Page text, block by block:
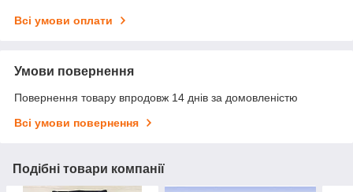
Всі умови оплати
Умови повернення
Повернення товару впродовж 14 днів за домовленістю
Всі умови повернення
Подібні товари компанії